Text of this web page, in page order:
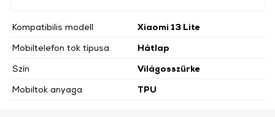
Kompatibilis modell
Xiaomi 13 Lite
Mobiltelefon tok típusa
Hátlap
Szín
Világosszürke
Mobiltok anyaga
TPU